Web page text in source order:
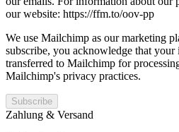
our website: https://ffm.to/oov-pp
We use Mailchimp as our marketing
subscribe, you acknowledge that
transferred to Mailchimp for
Mailchimp's privacy practices.
Zahlung & Versand